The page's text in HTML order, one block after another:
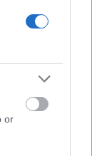
or
szerint
ágensek
, valójában
az